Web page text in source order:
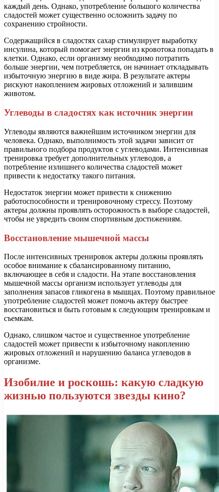
каждый день. Однако, употребление большого количества
сладостей может существенно осложнить задачу по
сохранению стройности.
Содержащийся в сладостях сахар стимулирует выработку
инсулина, который помогает энергии из кровотока попадать в
клетки. Однако, если организму необходимо потратить
больше энергии, чем потребляется, он начинает откладывать
избыточную энергию в виде жира. В результате актеры
рискуют накоплением жировых отложений и залившим
животом.
Углеводы в сладостях как источник энергии
Углеводы являются важнейшим источником энергии для
человека. Однако, выполнимость этой задачи зависит от
правильного подбора продуктов с углеводами. Интенсивная
тренировка требует дополнительных углеводов, а
потребление излишнего количества сладостей может
привести к недостатку такого питания.
Недостаток энергии может привести к снижению
работоспособности и тренировочному стрессу. Поэтому
актеры должны проявлять осторожность в выборе сладостей,
чтобы не увредить своим спортивным достижениям.
Восстановление мышечной массы
После интенсивных тренировок актеры должны проявлять
особое внимание к сбалансированному питанию,
включающее в себя и сладости. На этапе восстановления
мышечной массы организм использует углеводы для
заполнения запасов гликогена в мышцах. Поэтому правильное
употребление сладостей может помочь актеру быстрее
восстановиться и быть готовым к следующим тренировкам и
съемкам.
Однако, слишком частое и существенное употребление
сладостей может привести к избыточному накоплению
жировых отложений и нарушению баланса углеводов в
организме.
Изобилие и роскошь: какую сладкую
жизнью пользуются звезды кино?